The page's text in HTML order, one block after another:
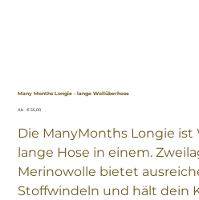
Many Months Longie - lange Wollüberhose
Ab Preis
€ 55,00
Die ManyMonths Longie
lange Hose in einem.
Merinowolle bietet
Stoffwindeln und hält dein